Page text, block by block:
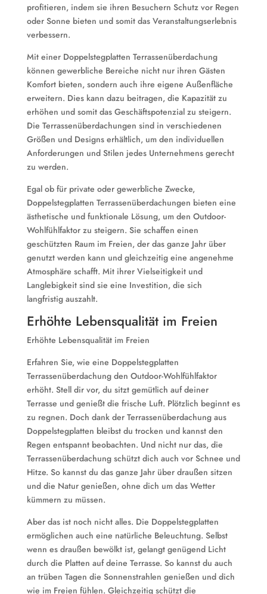
profitieren, indem sie ihren Besuchern Schutz vor Regen
oder Sonne bieten und somit das Veranstaltungserlebnis
verbessern.
Mit einer Doppelstegplatten Terrassenüberdachung
können gewerbliche Bereiche nicht nur ihren Gästen
Komfort bieten, sondern auch ihre eigene Außenfläche
erweitern. Dies kann dazu beitragen, die Kapazität zu
erhöhen und somit das Geschäftspotenzial zu steigern.
Die Terrassenüberdachungen sind in verschiedenen
Größen und Designs erhältlich, um den individuellen
Anforderungen und Stilen jedes Unternehmens gerecht
zu werden.
Egal ob für private oder gewerbliche Zwecke,
Doppelstegplatten Terrassenüberdachungen bieten eine
ästhetische und funktionale Lösung, um den Outdoor-
Wohlfühlfaktor zu steigern. Sie schaffen einen
geschützten Raum im Freien, der das ganze Jahr über
genutzt werden kann und gleichzeitig eine angenehme
Atmosphäre schafft. Mit ihrer Vielseitigkeit und
Langlebigkeit sind sie eine Investition, die sich
langfristig auszahlt.
Erhöhte Lebensqualität im Freien
Erhöhte Lebensqualität im Freien
Erfahren Sie, wie eine Doppelstegplatten
Terrassenüberdachung den Outdoor-Wohlfühlfaktor
erhöht. Stell dir vor, du sitzt gemütlich auf deiner
Terrasse und genießt die frische Luft. Plötzlich beginnt es
zu regnen. Doch dank der Terrassenüberdachung aus
Doppelstegplatten bleibst du trocken und kannst den
Regen entspannt beobachten. Und nicht nur das, die
Terrassenüberdachung schützt dich auch vor Schnee und
Hitze. So kannst du das ganze Jahr über draußen sitzen
und die Natur genießen, ohne dich um das Wetter
kümmern zu müssen.
Aber das ist noch nicht alles. Die Doppelstegplatten
ermöglichen auch eine natürliche Beleuchtung. Selbst
wenn es draußen bewölkt ist, gelangt genügend Licht
durch die Platten auf deine Terrasse. So kannst du auch
an trüben Tagen die Sonnenstrahlen genießen und dich
wie im Freien fühlen. Gleichzeitig schützt die